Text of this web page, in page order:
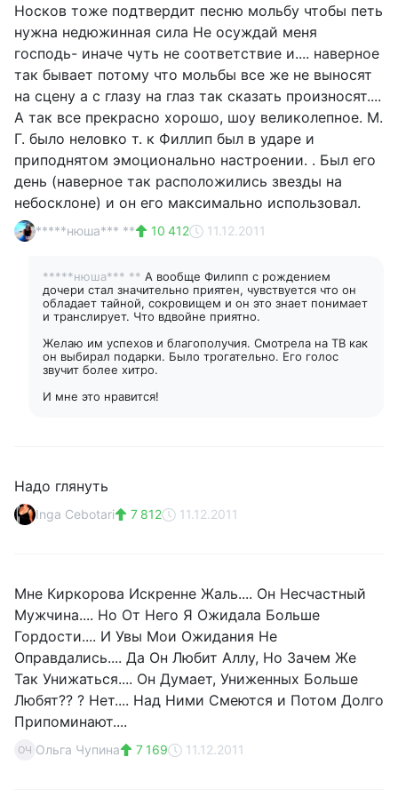
Носков тоже подтвердит песню мольбу чтобы петь
нужна недюжинная сила Не осуждай меня
господь- иначе чуть не соответствие и.... наверное
так бывает потому что мольбы все же не выносят
на сцену а с глазу на глаз так сказать произносят....
А так все прекрасно хорошо, шоу великолепное. М.
Г. было неловко т. к Филлип был в ударе и
приподнятом эмоционально настроении. . Был его
день (наверное так расположились звезды на
небосклоне) и он его максимально использовал.
*****нюша*** ** 10 412 11.12.2011
*****нюша*** ** А вообще Филипп с рождением
дочери стал значительно приятен, чувствуется что он
обладает тайной, сокровищем и он это знает понимает
и транслирует. Что вдвойне приятно.
Желаю им успехов и благополучия. Смотрела на ТВ как
он выбирал подарки. Было трогательно. Его голос
звучит более хитро.
И мне это нравится!
Надо глянуть
Inga Cebotari 7 812 11.12.2011
Мне Киркорова Искренне Жаль.... Он Несчастный
Мужчина.... Но От Него Я Ожидала Больше
Гордости.... И Увы Мои Ожидания Не
Оправдались.... Да Он Любит Аллу, Но Зачем Же
Так Унижаться.... Он Думает, Униженных Больше
Любят?? ? Нет.... Над Ними Смеются и Потом Долго
Припоминают....
ОЧ Ольга Чупина 7 169 11.12.2011